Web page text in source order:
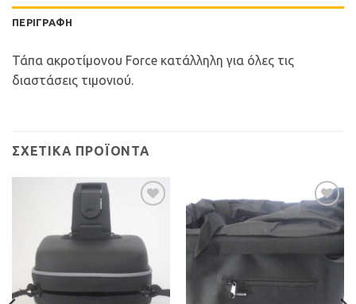
ΠΕΡΙΓΡΑΦΉ
Τάπα ακροτίμονου Force κατάλληλη για όλες τις
διαστάσεις τιμονιού.
ΣΧΕΤΙΚΆ ΠΡΟΪΌΝΤΑ
Επιθυμιών
Προσθήκη
στη Λίστα
Επιθυμιών